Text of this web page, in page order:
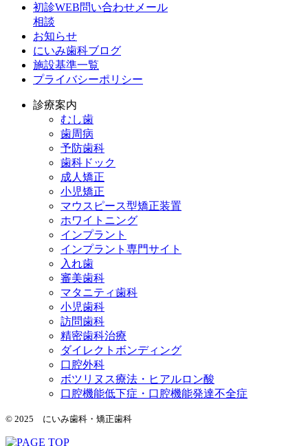
初診WEB問い合わせメール
相談
お知らせ
にいみ歯科ブログ
施設基準一覧
プライバシーポリシー
診療案内
むし歯
歯周病
予防歯科
歯科ドック
成人矯正
小児矯正
マウスピース型矯正装置
ホワイトニング
インプラント
インプラント専門サイト
入れ歯
審美歯科
マタニティ歯科
小児歯科
訪問歯科
精密歯科治療
ダイレクトボンディング
口腔外科
ボツリヌス療法・ヒアルロン酸
口腔機能低下症・口腔機能発達不全症
© 2025 にいみ歯科・矯正歯科